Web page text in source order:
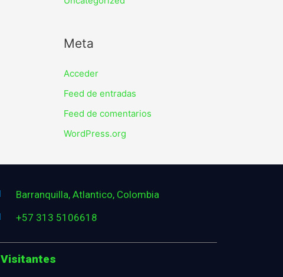
Meta
Acceder
Feed de entradas
Feed de comentarios
WordPress.org
Barranquilla, Atlantico, Colombia
+57 313 5106618
Visitantes